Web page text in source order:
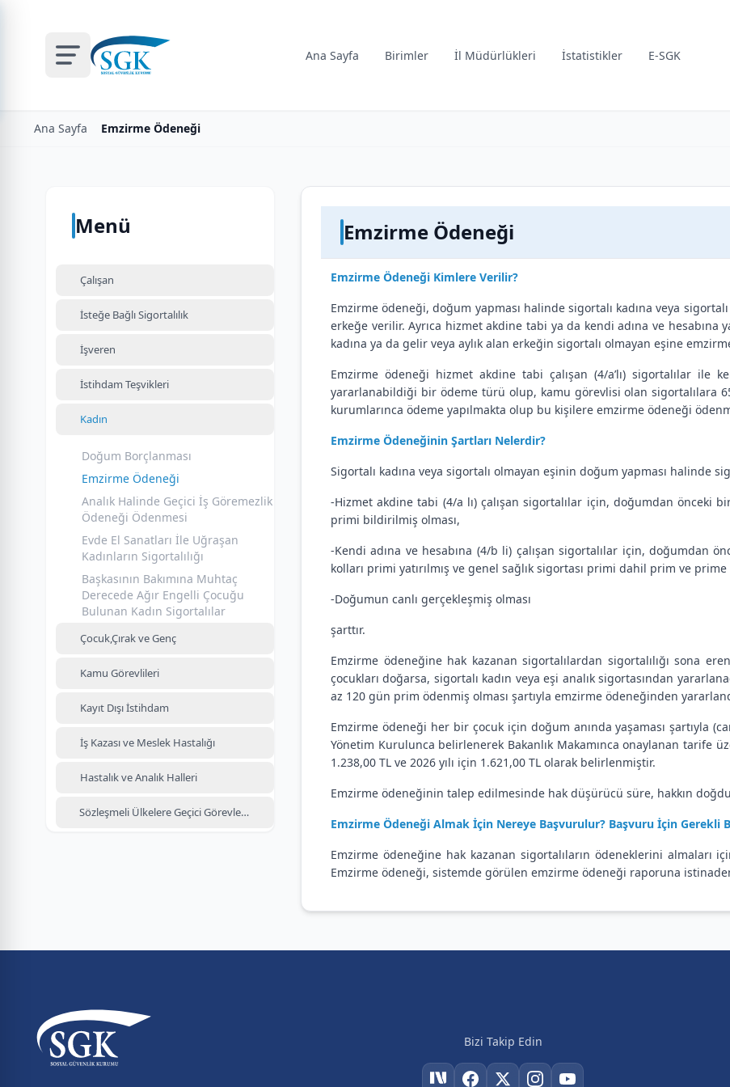
Ana Sayfa Birimler İl Müdürlükleri İstatistikler E-SGK
Ana Sayfa Emzirme Ödeneği
Menü
Çalışan
İsteğe Bağlı Sigortalılık
İşveren
İstihdam Teşvikleri
Kadın
Doğum Borçlanması
Emzirme Ödeneği
Analık Halinde Geçici İş Göremezlik
Ödeneği Ödenmesi
Evde El Sanatları İle Uğraşan
Kadınların Sigortalılığı
Başkasının Bakımına Muhtaç
Derecede Ağır Engelli Çocuğu
Bulunan Kadın Sigortalılar
Çocuk,Çırak ve Genç
Kamu Görevlileri
Kayıt Dışı İstihdam
İş Kazası ve Meslek Hastalığı
Hastalık ve Analık Halleri
Sözleşmeli Ülkelere Geçici Görevlendirme
Emzirme Ödeneği
Emzirme Ödeneği Kimlere Verilir?
Emzirme ödeneği, doğum yapması halinde sigortalı kadına veya
erkeğe verilir. Ayrıca hizmet akdine tabi ya da kendi adına ve hesabına
kadına ya da gelir veya aylık alan erkeğin sigortalı olmayan eşine
Emzirme ödeneği hizmet akdine tabi çalışan (4/a’lı) sigortalılar ile
yararlanabildiği bir ödeme türü olup, kamu görevlisi olan sigortalılara
kurumlarınca ödeme yapılmakta olup bu kişilere emzirme ödeneği
Emzirme Ödeneğinin Şartları Nelerdir?
Sigortalı kadına veya sigortalı olmayan eşinin doğum yapması halinde
-Hizmet akdine tabi (4/a lı) çalışan sigortalılar için, doğumdan önceki
primi bildirilmiş olması,
-Kendi adına ve hesabına (4/b li) çalışan sigortalılar için, doğumdan
kolları primi yatırılmış ve genel sağlık sigortası primi dahil prim ve
-Doğumun canlı gerçekleşmiş olması
şarttır.
Emzirme ödeneğine hak kazanan sigortalılardan sigortalılığı sona
çocukları doğarsa, sigortalı kadın veya eşi analık sigortasından
az 120 gün prim ödenmiş olması şartıyla emzirme ödeneğinden
Emzirme ödeneği her bir çocuk için doğum anında yaşaması şartıyla
Yönetim Kurulunca belirlenerek Bakanlık Makamınca onaylanan tarife
1.238,00 TL ve 2026 yılı için 1.621,00 TL olarak belirlenmiştir.
Emzirme ödeneğinin talep edilmesinde hak düşürücü süre, hakkın
Emzirme Ödeneği Almak İçin Nereye Başvurulur? Başvuru İçin Gerekli
Emzirme ödeneğine hak kazanan sigortalıların ödeneklerini almaları
Emzirme ödeneği, sistemde görülen emzirme ödeneği raporuna
Bizi Takip Edin